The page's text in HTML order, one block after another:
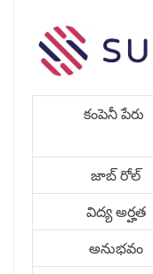
కంపెనీ పేరు
జాబ్ రోల్
విద్య అర్హత
అనుభవం